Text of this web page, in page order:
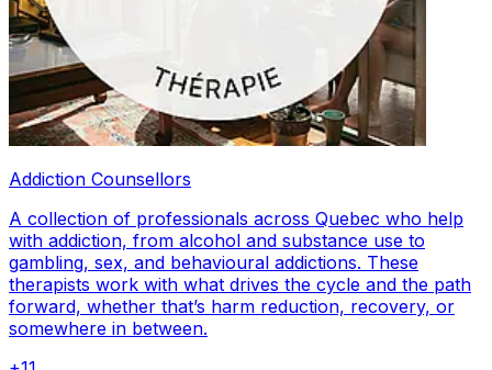
Addiction Counsellors
A collection of professionals across Quebec who help
with addiction, from alcohol and substance use to
gambling, sex, and behavioural addictions. These
therapists work with what drives the cycle and the path
forward, whether that’s harm reduction, recovery, or
somewhere in between.